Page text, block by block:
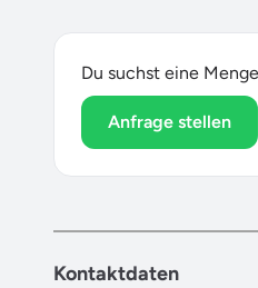
Du suchst eine
Anfrage stellen
Kontaktdaten